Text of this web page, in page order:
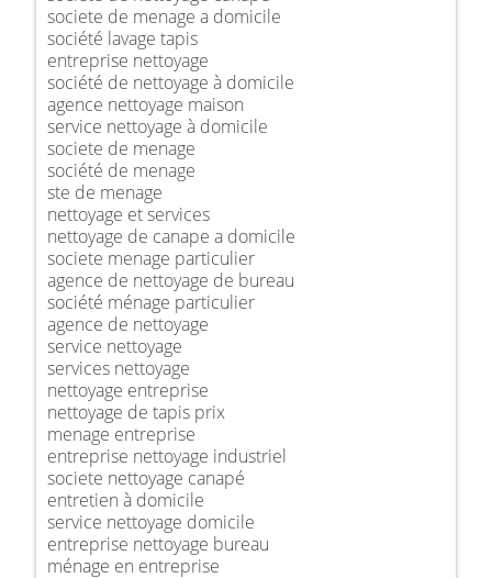
societe de menage a domicile
société lavage tapis
entreprise nettoyage
société de nettoyage à domicile
agence nettoyage maison
service nettoyage à domicile
societe de menage
société de menage
ste de menage
nettoyage et services
nettoyage de canape a domicile
societe menage particulier
agence de nettoyage de bureau
société ménage particulier
agence de nettoyage
service nettoyage
services nettoyage
nettoyage entreprise
nettoyage de tapis prix
menage entreprise
entreprise nettoyage industriel
societe nettoyage canapé
entretien à domicile
service nettoyage domicile
entreprise nettoyage bureau
ménage en entreprise